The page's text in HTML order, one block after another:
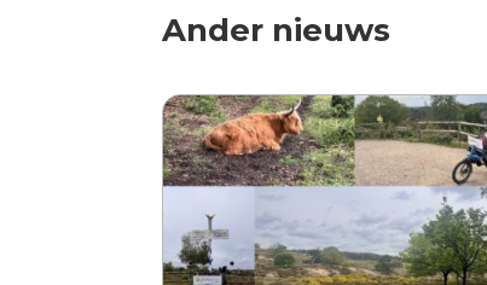
Ander nieuws